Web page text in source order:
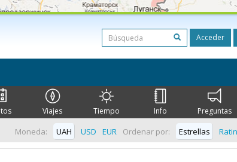
Acceder
Viajes Tiempo Info Preguntas
Ordenar por: Estrellas
Moneda: UAH USD EUR